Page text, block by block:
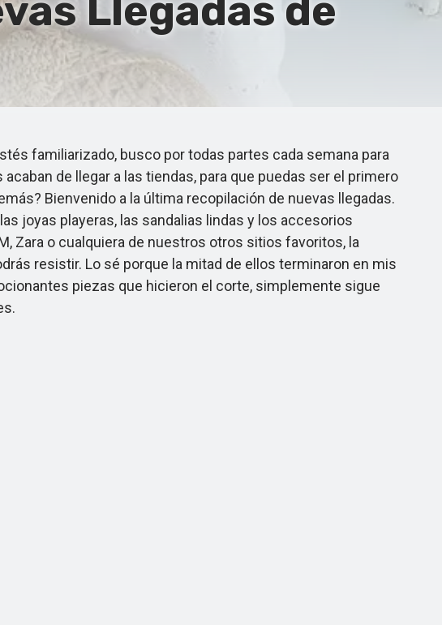
Llegadas de
familiarizado, busco por todas partes cada semana para
de llegar a las tiendas, para que puedas ser el primero
Bienvenido a la última recopilación de nuevas llegadas.
joyas playeras, las sandalias lindas y los accesorios
Zara o cualquiera de nuestros otros sitios favoritos, la
resistir. Lo sé porque la mitad de ellos terminaron en mis
piezas que hicieron el corte, simplemente sigue